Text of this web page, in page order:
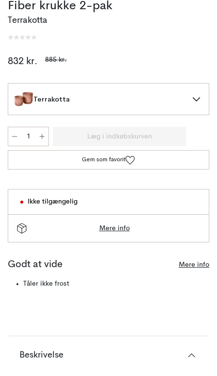
Fiber krukke 2-pak
Terrakotta
832 kr. 885 kr.
Terrakotta
Læg i indkøbskurven
Gem som favorit
Ikke tilgængelig
Mere info
Godt at vide Mere info
Tåler ikke frost
Beskrivelse